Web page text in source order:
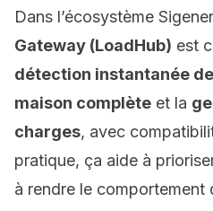
Dans l’écosystème
Gateway (LoadHub) est
détection instantanée
maison complète et la
charges, avec
pratique, ça aide à
à rendre le comportement